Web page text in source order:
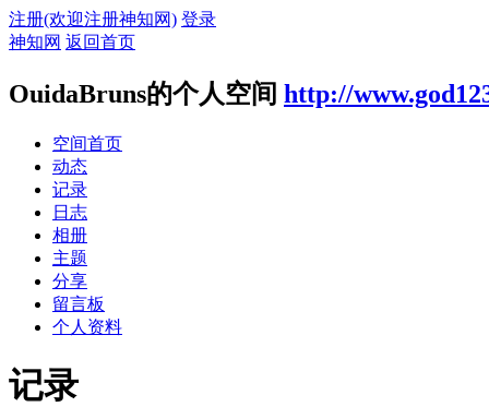
注册(欢迎注册神知网) 登录
神知网 返回首页
OuidaBruns的个人空间 http://
空间首页
动态
记录
日志
相册
主题
分享
留言板
个人资料
记录